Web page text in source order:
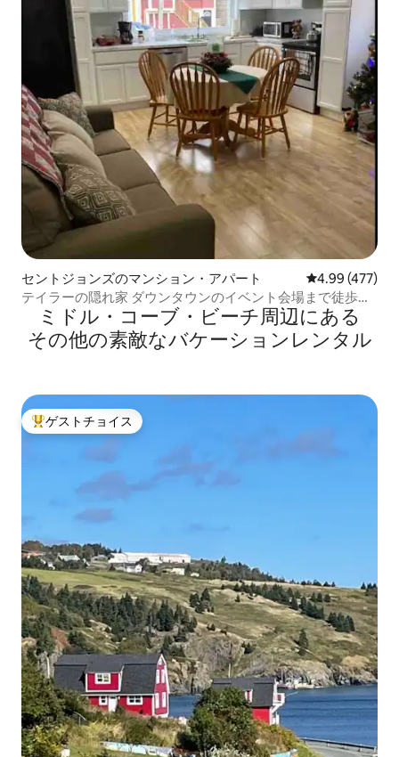
セントジョンズのマンション・アパート レビュー477
4.99 (477)
テイラーの隠れ家 ダウンタウンのイベント会場まで徒歩圏
ミドル・コーブ・ビーチ⁠周⁠辺⁠に⁠あ⁠る
そ⁠の⁠他⁠の素⁠敵⁠なバ⁠ケ⁠ー⁠シ⁠ョ⁠ン⁠レ⁠ン⁠タ⁠ル
大好評のゲストチョイスです。
ゲストチョイス